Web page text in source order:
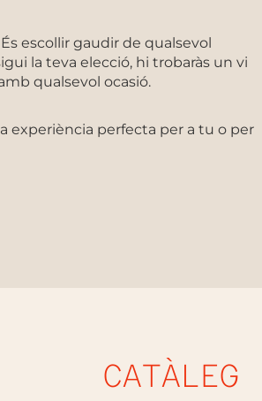
escollir gaudir de qualsevol
la teva elecció, hi trobaràs un vi
qualsevol ocasió.
experiència perfecta per a tu o per
CATÀLEG